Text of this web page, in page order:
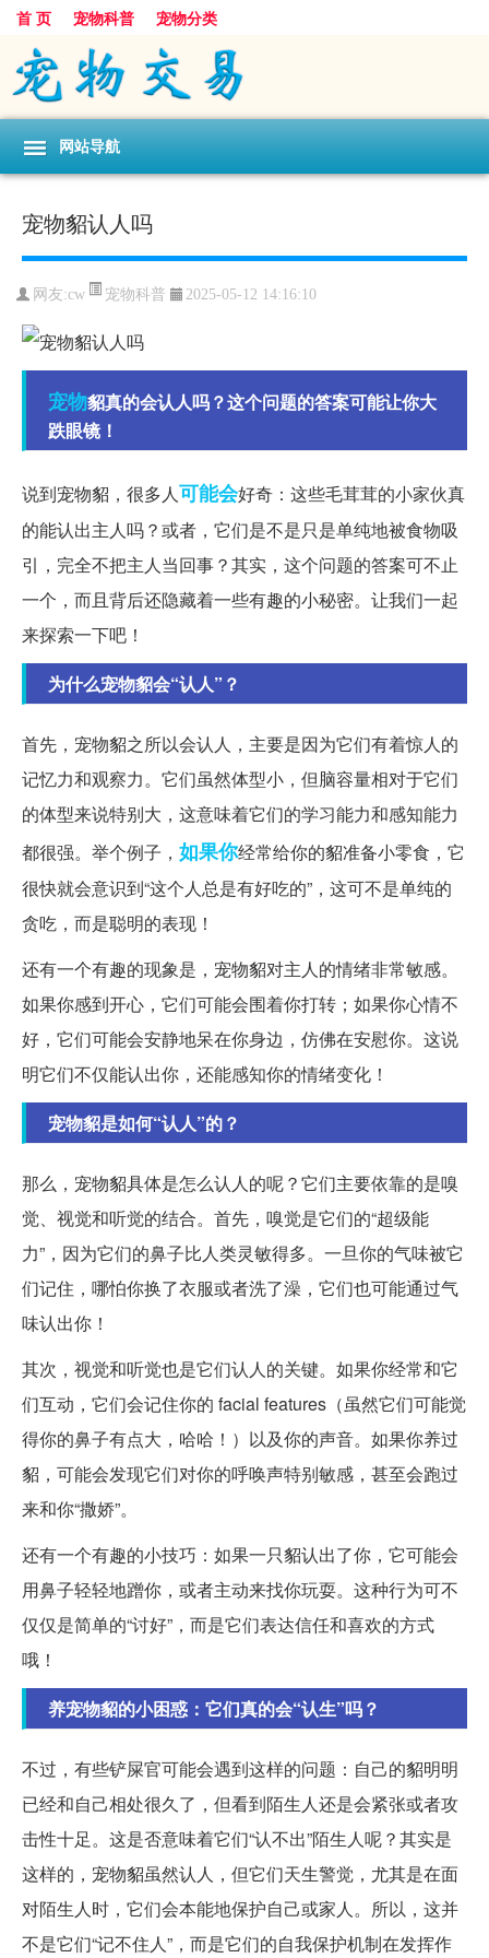
首 页 宠物科普 宠物分类
网站导航
宠物貂认人吗
网友:cw 宠物科普 2025-05-12 14:16:10
宠物貂真的会认人吗？这个问题的答案可能让你大
跌眼镜！
说到宠物貂，很多人可能会好奇：这些毛茸茸的小家伙真
的能认出主人吗？或者，它们是不是只是单纯地被食物吸
引，完全不把主人当回事？其实，这个问题的答案可不止
一个，而且背后还隐藏着一些有趣的小秘密。让我们一起
来探索一下吧！
为什么宠物貂会“认人”？
首先，宠物貂之所以会认人，主要是因为它们有着惊人的
记忆力和观察力。它们虽然体型小，但脑容量相对于它们
的体型来说特别大，这意味着它们的学习能力和感知能力
都很强。举个例子， 如果你经常给你的貂准备小零食，它
很快就会意识到“这个人总是有好吃的”，这可不是单纯的
贪吃，而是聪明的表现！
还有一个有趣的现象是，宠物貂对主人的情绪非常敏感。
如果你感到开心，它们可能会围着你打转；如果你心情不
好，它们可能会安静地呆在你身边，仿佛在安慰你。这说
明它们不仅能认出你，还能感知你的情绪变化！
宠物貂是如何“认人”的？
那么，宠物貂具体是怎么认人的呢？它们主要依靠的是嗅
觉、视觉和听觉的结合。首先，嗅觉是它们的“超级能
力”，因为它们的鼻子比人类灵敏得多。一旦你的气味被它
们记住，哪怕你换了衣服或者洗了澡，它们也可能通过气
味认出你！
其次，视觉和听觉也是它们认人的关键。如果你经常和它
们互动，它们会记住你的 facial features（虽然它们可能觉
得你的鼻子有点大，哈哈！）以及你的声音。如果你养过
貂，可能会发现它们对你的呼唤声特别敏感，甚至会跑过
来和你“撒娇”。
还有一个有趣的小技巧：如果一只貂认出了你，它可能会
用鼻子轻轻地蹭你，或者主动来找你玩耍。这种行为可不
仅仅是简单的“讨好”，而是它们表达信任和喜欢的方式
哦！
养宠物貂的小困惑：它们真的会“认生”吗？
不过，有些铲屎官可能会遇到这样的问题：自己的貂明明
已经和自己相处很久了，但看到陌生人还是会紧张或者攻
击性十足。这是否意味着它们“认不出”陌生人呢？其实是
这样的，宠物貂虽然认人，但它们天生警觉，尤其是在面
对陌生人时，它们会本能地保护自己或家人。所以，这并
不是它们“记不住人”，而是它们的自我保护机制在发挥作